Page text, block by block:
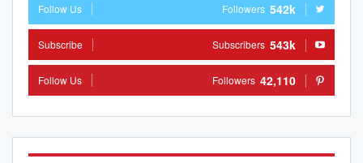
542k
Followers
Follow Us
543k
Subscribers
Subscribe
42,110
Followers
Follow Us